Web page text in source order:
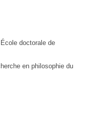
doctorale de
en philosophie du